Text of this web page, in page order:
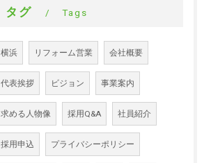
タグ Tags
横浜 リフォーム営業 会社概要
代表挨拶 ビジョン 事業案内
求める人物像 採用Q&A 社員紹介
採用申込 プライバシーポリシー